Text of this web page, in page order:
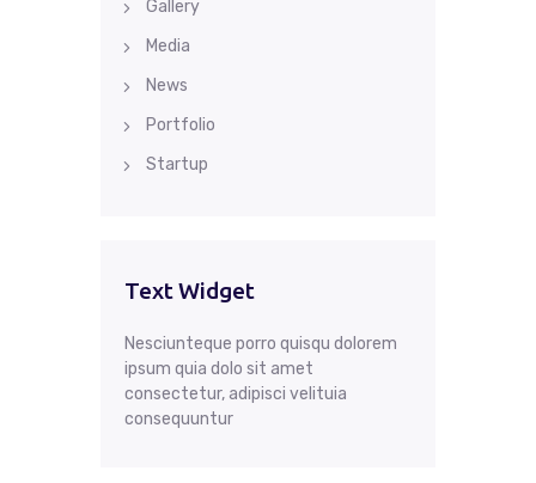
Gallery
Media
News
Portfolio
Startup
Text Widget
Nesciunteque porro quisqu dolorem
ipsum quia dolo sit amet
consectetur, adipisci velituia
consequuntur